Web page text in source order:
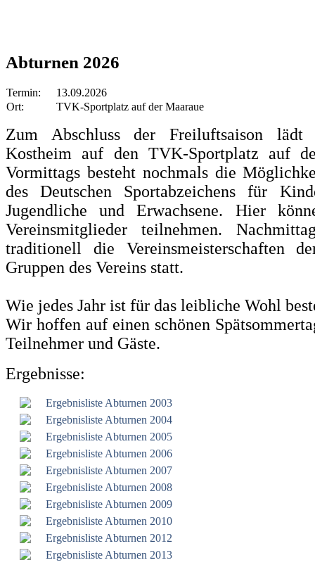
Abturnen 2026
Termin:
13.09.2026
Ort:
TVK-Sportplatz auf der Maaraue
Zum Abschluss der Freiluftsaison lädt
Kostheim auf den TVK-Sportplatz auf
Vormittags besteht nochmals die
des Deutschen Sportabzeichens für
Jugendliche und Erwachsene. Hier
Vereinsmitglieder teilnehmen.
traditionell die Vereinsmeisterschaften
Gruppen des Vereins statt.
Wie jedes Jahr ist für das leibliche Wohl
Wir hoffen auf einen schönen
Teilnehmer und Gäste.
Ergebnisse:
Ergebnisliste Abturnen 2003
Ergebnisliste Abturnen 2004
Ergebnisliste Abturnen 2005
Ergebnisliste Abturnen 2006
Ergebnisliste Abturnen 2007
Ergebnisliste Abturnen 2008
Ergebnisliste Abturnen 2009
Ergebnisliste Abturnen 2010
Ergebnisliste Abturnen 2012
Ergebnisliste Abturnen 2013